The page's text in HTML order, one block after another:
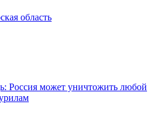
область
Россия может уничтожить любой